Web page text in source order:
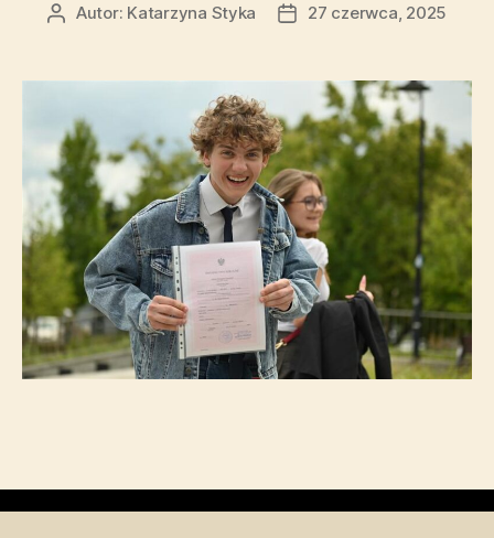
Autor: Katarzyna Styka 27 czerwca, 2025